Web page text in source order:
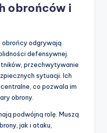
obrońców i
odgrywają
defensywnej.
przechwytywanie
sytuacji. Ich
co pozwala im
obrony.
podwójną rolę. Muszą
jak i ataku,